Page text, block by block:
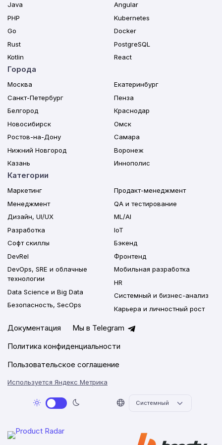
Java
PHP
Go
Rust
Kotlin
Angular
Kubernetes
Docker
PostgreSQL
React
Города
Москва
Санкт-Петербург
Белгород
Новосибирск
Ростов-на-Дону
Нижний Новгород
Казань
Екатеринбург
Пенза
Краснодар
Омск
Самара
Воронеж
Иннополис
Категории
Маркетинг
Менеджмент
Дизайн, UI/UX
Разработка
Софт скиллы
DevRel
DevOps, SRE и облачные
технологии
Data Science и Big Data
Безопасность, SecOps
Продакт-менеджмент
QA и тестирование
ML/AI
IoT
Бэкенд
Фронтенд
Мобильная разработка
HR
Системный и бизнес-анализ
Карьера и личностный рост
Документация
Мы в Telegram
Политика конфиденциальности
Пользовательское соглашение
Используется Яндекс Метрика